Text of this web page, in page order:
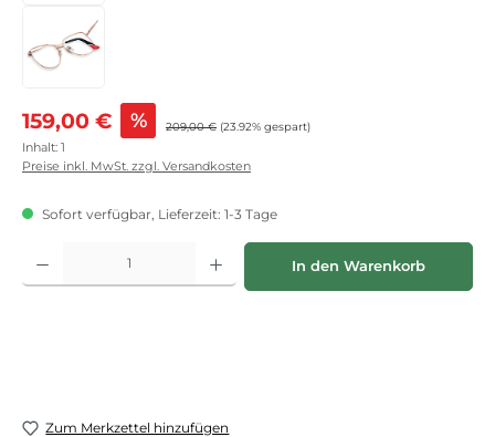
Verkaufspreis:
159,00 € % Regulärer Preis:
209,00 € (23.92% gespart)
Inhalt: 1
Preise inkl. MwSt. zzgl. Versandkosten
Sofort verfügbar, Lieferzeit: 1-3 Tage
Produkt Anzahl: Gib den gewünschten Wert ein oder benutze die
In den Warenkorb
Zum Merkzettel hinzufügen